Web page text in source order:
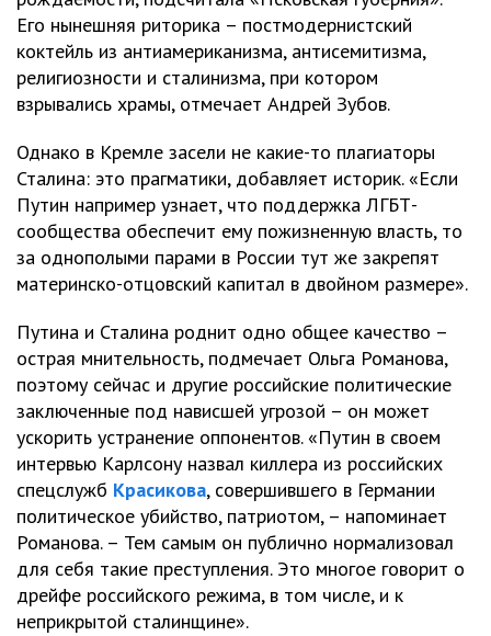
Его нынешняя риторика – постмодернистский
коктейль из антиамериканизма, антисемитизма,
религиозности и сталинизма, при котором
взрывались храмы, отмечает Андрей Зубов.
Однако в Кремле засели не какие-то плагиаторы
Сталина: это прагматики, добавляет историк. «Если
Путин например узнает, что поддержка ЛГБТ-
сообщества обеспечит ему пожизненную власть, то
за однополыми парами в России тут же закрепят
материнско-отцовский капитал в двойном размере».
Путина и Сталина роднит одно общее качество –
острая мнительность, подмечает Ольга Романова,
поэтому сейчас и другие российские политические
заключенные под нависшей угрозой – он может
ускорить устранение оппонентов. «Путин в своем
интервью Карлсону назвал киллера из российских
спецслужб Красикова, совершившего в Германии
политическое убийство, патриотом, – напоминает
Романова. – Тем самым он публично нормализовал
для себя такие преступления. Это многое говорит о
дрейфе российского режима, в том числе, и к
неприкрытой сталинщине».